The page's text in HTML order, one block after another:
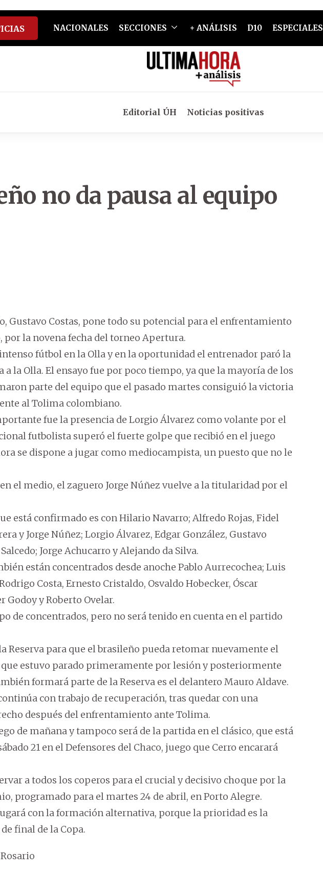
NACIONALES SECCIONES + ANÁLISIS D10 ESPECIALES
Editorial ÚH Noticias positivas
no da pausa al equipo
Gustavo Costas, pone todo su potencial para el enfrentamiento
por la novena fecha del torneo Apertura.
fútbol en la Olla y en la oportunidad el entrenador paró la
la Olla. El ensayo fue por poco tiempo, ya que la mayoría de los
parte del equipo que el pasado martes consiguió la victoria
al Tolima colombiano.
fue la presencia de Lorgio Álvarez como volante por el
futbolista superó el fuerte golpe que recibió en el juego
se dispone a jugar como mediocampista, un puesto que no le
el medio, el zaguero Jorge Núñez vuelve a la titularidad por el
está confirmado es con Hilario Navarro; Alfredo Rojas, Fidel
y Jorge Núñez; Lorgio Álvarez, Edgar González, Gustavo
Jorge Achucarro y Alejando da Silva.
están concentrados desde anoche Pablo Aurrecochea; Luis
Costa, Ernesto Cristaldo, Osvaldo Hobecker, Óscar
Godoy y Roberto Ovelar.
de concentrados, pero no será tenido en cuenta en el partido
Reserva para que el brasileño pueda retomar nuevamente el
estuvo parado primeramente por lesión y posteriormente
formará parte de la Reserva es el delantero Mauro Aldave.
con trabajo de recuperación, tras quedar con una
después del enfrentamiento ante Tolima.
de mañana y tampoco será de la partida en el clásico, que está
21 en el Defensores del Chaco, juego que Cerro encarará
a todos los coperos para el crucial y decisivo choque por la
programado para el martes 24 de abril, en Porto Alegre.
con la formación alternativa, porque la prioridad es la
final de la Copa.